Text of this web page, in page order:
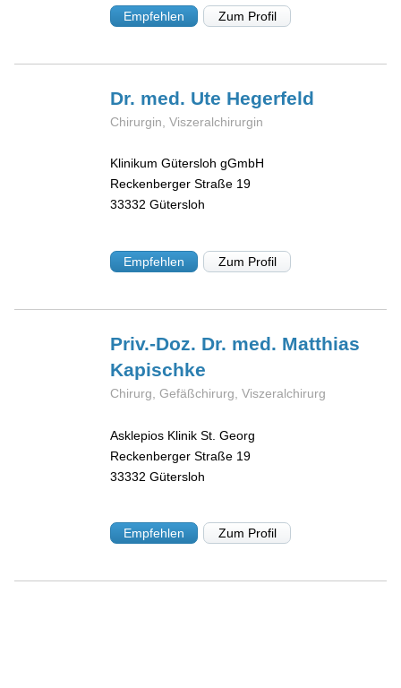
Empfehlen Zum Profil
Dr. med. Ute Hegerfeld
Chirurgin, Viszeralchirurgin
Klinikum Gütersloh gGmbH
Reckenberger Straße 19
33332 Gütersloh
Empfehlen Zum Profil
Priv.-Doz. Dr. med. Matthias
Kapischke
Chirurg, Gefäßchirurg, Viszeralchirurg
Asklepios Klinik St. Georg
Reckenberger Straße 19
33332 Gütersloh
Empfehlen Zum Profil